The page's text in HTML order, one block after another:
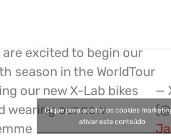
are excited to begin our
season in the WorldTour
our new X-Lab bikes
wearing our new
—
Clique para aceitar os cookies
ativar este conteúdo